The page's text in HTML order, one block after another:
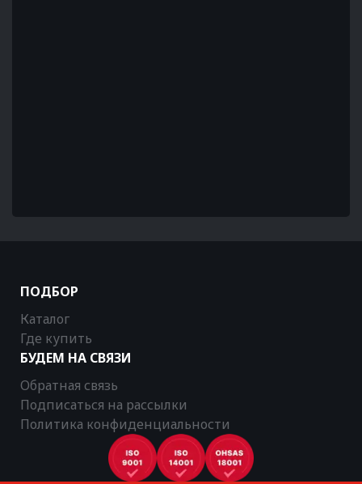
ПОДБОР
Каталог
Где купить
БУДЕМ НА СВЯЗИ
Обратная связь
Подписаться на рассылки
Политика конфиденциальности